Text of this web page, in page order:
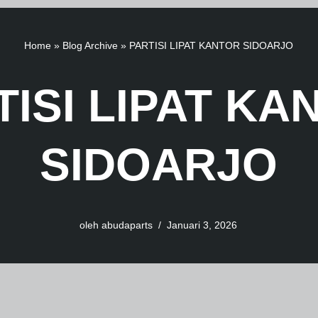
Home» Blog Archive» PARTISI LIPAT KANTOR SIDOARJO
LIPAT
SIDOARJO
oleh abudaparts Januari 3, 2026